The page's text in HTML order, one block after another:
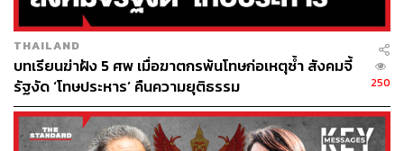
ทั้งนี้ ทีมวิจัยยังเน้นย้ำว่า “เราจะจัดการกับปัญหานี้ได้ ก็ต่อเมื่อ
เราตระหนักถึงความเชื่อมโยงกันอย่างใกล้ชิด ระหว่าง
คุณภาพอากาศและสุขภาพของมนุษย์”
ตัวอย่างบทเรียน เมื่อรัฐบาลถูกฟ้องร้องจากปัญหา
ด้านสิ่งแวดล้อม
THAILAND
บทเรียนฆ่าฝัง 5 ศพ เมื่อฆาตกรพ้นโทษก่อเหตุซ้ำ สังคมจี้
รัฐงัด ‘โทษประหาร’ คืนความยุติธรรม
250